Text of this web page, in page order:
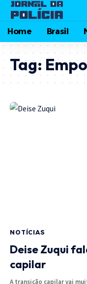
Home Brasil
Tag:
NOTÍCIAS
Deise Zuqui
capilar
A transição capilar vai